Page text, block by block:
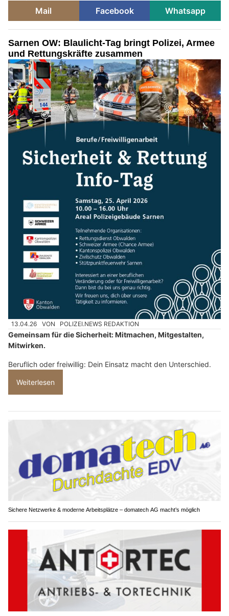
Mail
Facebook Whatsapp
Sarnen OW: Blaulicht-Tag bringt Polizei, Armee
und Rettungskräfte zusammen
13.04.26 VON POLIZEI.NEWS REDAKTION
Gemeinsam für die Sicherheit: Mitmachen, Mitgestalten,
Mitwirken.
Beruflich oder freiwillig: Dein Einsatz macht den Unterschied.
Weiterlesen
Sichere Netzwerke & moderne Arbeitsplätze – domatech AG macht’s möglich